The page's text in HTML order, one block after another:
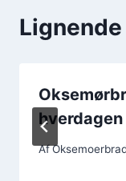
hverdagen
Af